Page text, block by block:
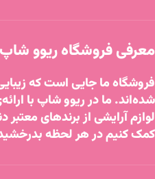
معرفی فروشگاه ریوو شاپ
فروشگاه ما جایی است که
شده‌اند. ما در ریوو شاپ با
لوازم آرایشی از برندهای معتبر
کمک کنیم در هر لحظه